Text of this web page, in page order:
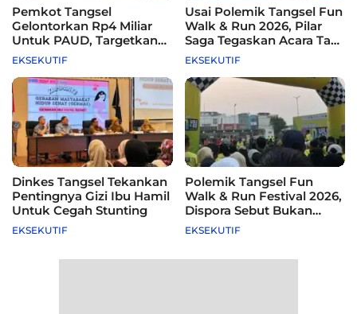
Pemkot Tangsel
Gelontorkan Rp4 Miliar
Untuk PAUD, Targetkan
115 Sekolah
EKSEKUTIF
Usai Polemik Tangsel Fun
Walk & Run 2026, Pilar
Saga Tegaskan Acara Tak
Difasilitasi Pemkot
EKSEKUTIF
Dinkes Tangsel Tekankan
Pentingnya Gizi Ibu Hamil
Untuk Cegah Stunting
EKSEKUTIF
Polemik Tangsel Fun
Walk & Run Festival 2026,
Dispora Sebut Bukan
Agenda Pemkot
EKSEKUTIF